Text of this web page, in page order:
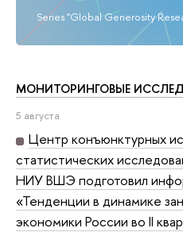
Series "Global Generosity
МОНИТОРИНГОВЫЕ
5 августа
Центр конъюнктурных
статистических
НИУ ВШЭ подготовил
«Тенденции в динамике
экономики России во II